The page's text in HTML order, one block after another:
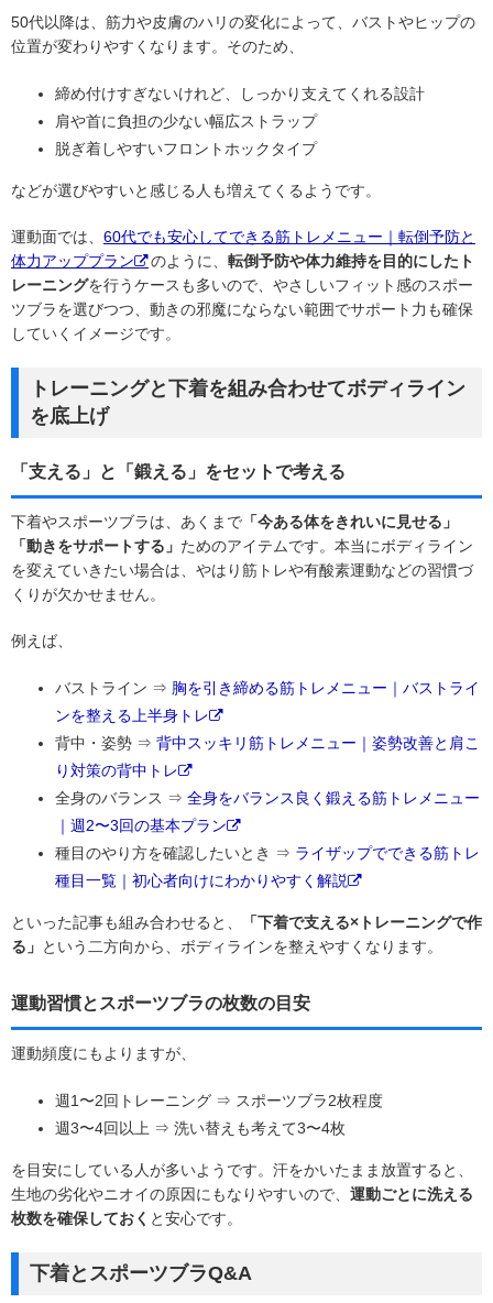
50代以降は、筋力や皮膚のハリの変化によって、バストやヒップの
位置が変わりやすくなります。そのため、
締め付けすぎないけれど、しっかり支えてくれる設計
肩や首に負担の少ない幅広ストラップ
脱ぎ着しやすいフロントホックタイプ
などが選びやすいと感じる人も増えてくるようです。
運動面では、 60代でも安心してできる筋トレメニュー｜転倒予防と
体力アッププラン
のように、 転倒予防や体力維持を目的にしたト
レーニングを行うケースも多いので、やさしいフィット感のスポー
ツブラを選びつつ、動きの邪魔にならない範囲でサポート力も確保
していくイメージです。
トレーニングと下着を組み合わせてボディライン
を底上げ
「支える」と「鍛える」をセットで考える
下着やスポーツブラは、あくまで 「今ある体をきれいに見せる」
「動きをサポートする」 ためのアイテムです。本当にボディライン
を変えていきたい場合は、やはり筋トレや有酸素運動などの習慣づ
くりが欠かせません。
例えば、
バストライン ⇒ 胸を引き締める筋トレメニュー｜バストライ
ンを整える上半身トレ
背中・姿勢 ⇒ 背中スッキリ筋トレメニュー｜姿勢改善と肩こ
り対策の背中トレ
全身のバランス ⇒ 全身をバランス良く鍛える筋トレメニュー
｜週2〜3回の基本プラン
種目のやり方を確認したいとき ⇒ ライザップでできる筋トレ
種目一覧｜初心者向けにわかりやすく解説
といった記事も組み合わせると、
「下着で支える×トレーニングで作
る」 という二方向から、ボディラインを整えやすくなります。
運動習慣とスポーツブラの枚数の目安
運動頻度にもよりますが、
週1〜2回トレーニング ⇒ スポーツブラ2枚程度
週3〜4回以上 ⇒ 洗い替えも考えて3〜4枚
を目安にしている人が多いようです。汗をかいたまま放置すると、
生地の劣化やニオイの原因にもなりやすいので、 運動ごとに洗える
枚数を確保しておく と安心です。
下着とスポーツブラQ&A